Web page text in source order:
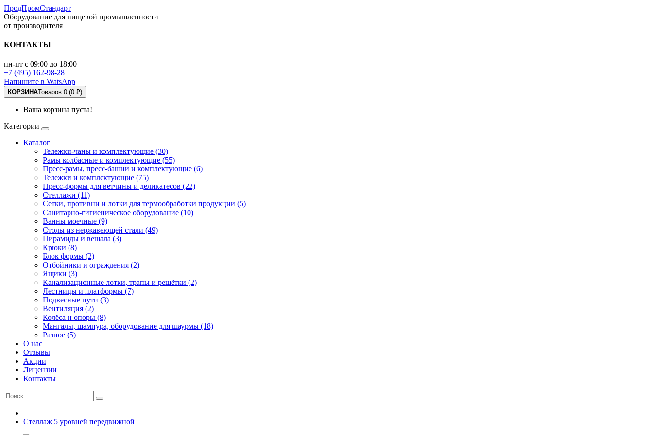
ПродПромСтандарт
Оборудование для пищевой промышленности
от производителя
КОНТАКТЫ
пн-пт с 09:00 до 18:00
+7 (495) 162-98-28
Напишите в WatsApp
КОРЗИНАТоваров 0 (0 ₽)
Ваша корзина пуста!
Категории
Каталог
Тележки-чаны и комплектующие (30)
Рамы колбасные и комплектующие (55)
Пресс-рамы, пресс-башни и комплектующие (6)
Тележки и комплектующие (75)
Пресс-формы для ветчины и деликатесов (22)
Стеллажи (11)
Сетки, противни и лотки для термообработки продукции (5)
Санитарно-гигиеническое оборудование (10)
Ванны моечные (9)
Столы из нержавеющей стали (49)
Пирамиды и вешала (3)
Крюки (8)
Блок формы (2)
Отбойники и ограждения (2)
Ящики (3)
Канализационные лотки, трапы и решётки (2)
Лестницы и платформы (7)
Подвесные пути (3)
Вентиляция (2)
Колёса и опоры (8)
Мангалы, шампура, оборудование для шаурмы (18)
Разное (5)
О нас
Отзывы
Акции
Лицензии
Контакты
Стеллаж 5 уровней передвижной